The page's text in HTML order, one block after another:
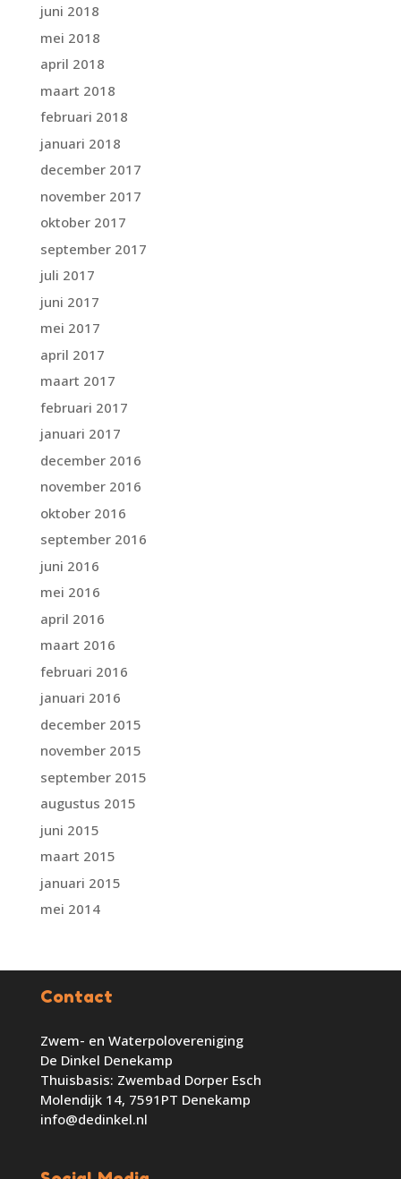
juni 2018
mei 2018
april 2018
maart 2018
februari 2018
januari 2018
december 2017
november 2017
oktober 2017
september 2017
juli 2017
juni 2017
mei 2017
april 2017
maart 2017
februari 2017
januari 2017
december 2016
november 2016
oktober 2016
september 2016
juni 2016
mei 2016
april 2016
maart 2016
februari 2016
januari 2016
december 2015
november 2015
september 2015
augustus 2015
juni 2015
maart 2015
januari 2015
mei 2014
Contact
Zwem- en Waterpolovereniging
De Dinkel Denekamp
Thuisbasis: Zwembad Dorper Esch
Molendijk 14, 7591PT Denekamp
info@dedinkel.nl